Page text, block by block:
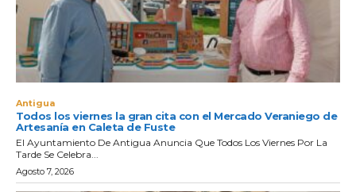
Antigua
Todos los viernes la gran cita con el Mercado Veraniego de
Artesanía en Caleta de Fuste
El Ayuntamiento De Antigua Anuncia Que Todos Los Viernes Por La
Tarde Se Celebra...
Agosto 7, 2026